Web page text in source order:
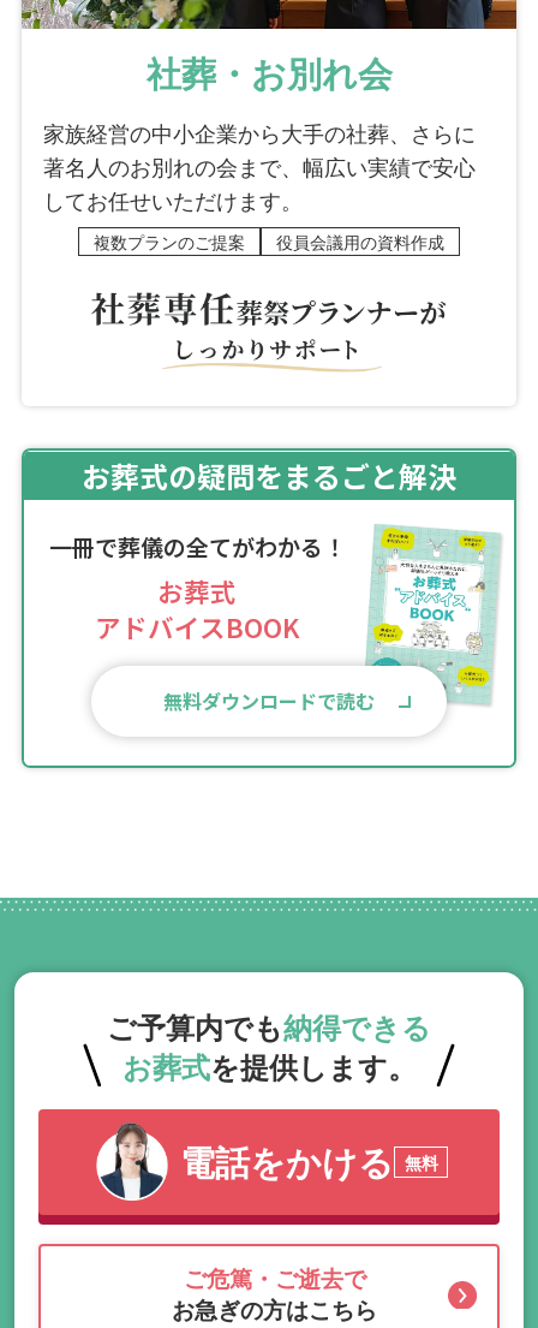
社葬・お別れ会
家族経営の中小企業から大手の社葬、さらに
著名人のお別れの会まで、幅広い実績で安心
してお任せいただけます。
複数プランのご提案 役員会議用の資料作成
お葬式の疑問をまるごと解決
一冊で葬儀の全てがわかる！
お葬式
アドバイスBOOK
無料ダウンロードで読む
ご予算内でも納得できる
お葬式を提供します。
電話をかける 無料
ご危篤・ご逝去で
お急ぎの方はこちら